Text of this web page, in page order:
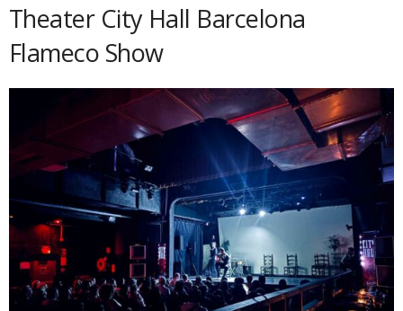
Theater City Hall Barcelona
Flameco Show